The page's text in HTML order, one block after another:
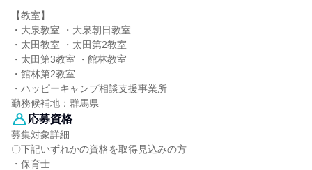
【教室】
・大泉教室 ・大泉朝日教室
・太田教室 ・太田第2教室
・太田第3教室 ・館林教室
・館林第2教室
・ハッピーキャンプ相談支援事業所
勤務候補地：群馬県
応募資格
募集対象詳細
〇下記いずれかの資格を取得見込みの方
・保育士